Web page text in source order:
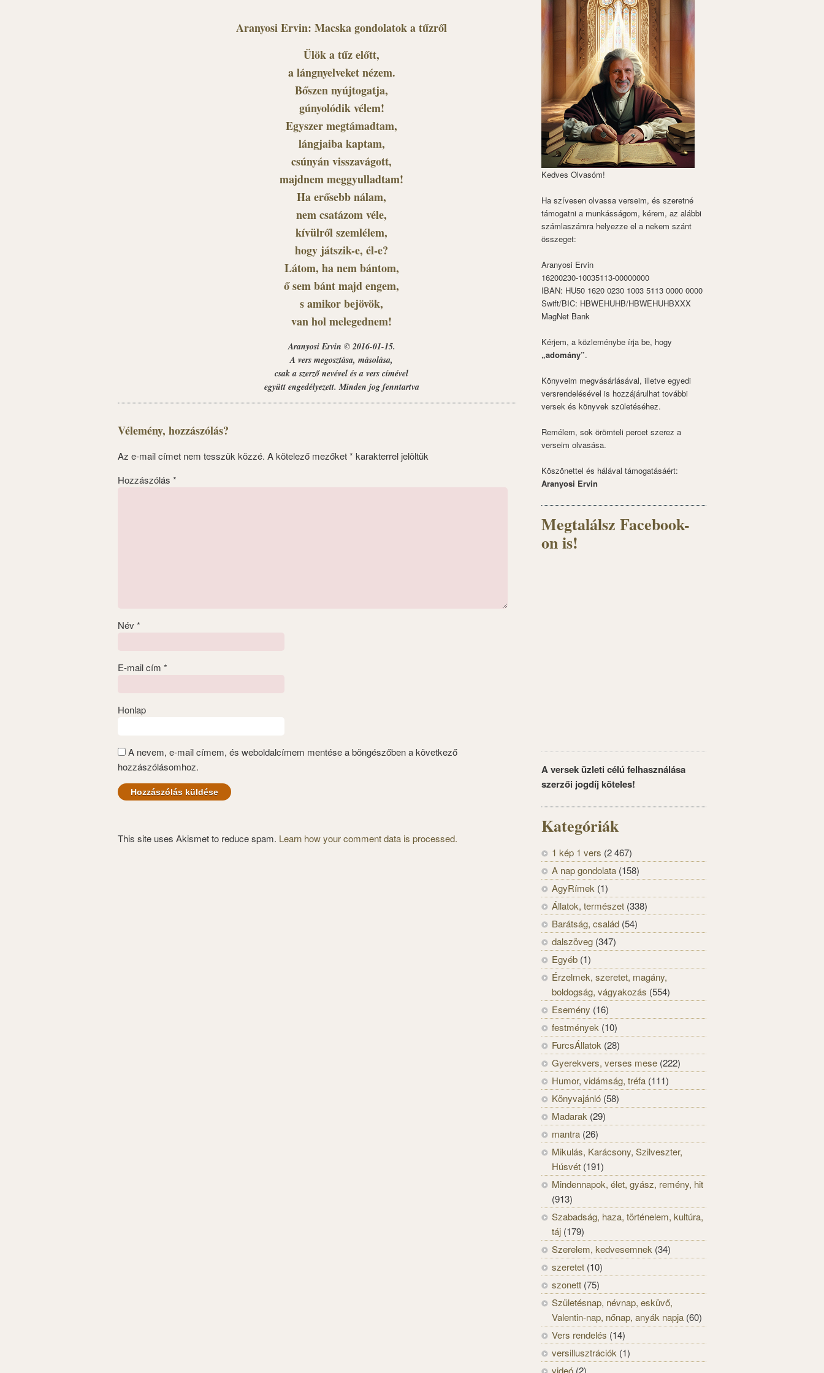
Aranyosi Ervin: Macska gondolatok a tűzről
Ülök a tűz előtt,
a lángnyelveket nézem.
Bőszen nyújtogatja,
gúnyolódik vélem!
Egyszer megtámadtam,
lángjaiba kaptam,
csúnyán visszavágott,
majdnem meggyulladtam!
Ha erősebb nálam,
nem csatázom véle,
kívülről szemlélem,
hogy játszik-e, él-e?
Látom, ha nem bántom,
ő sem bánt majd engem,
s amikor bejövök,
van hol melegednem!
Aranyosi Ervin © 2016-01-15.
A vers megosztása, másolása,
csak a szerző nevével és a vers címével
együtt engedélyezett. Minden jog fenntartva
Vélemény, hozzászólás?
Az e-mail címet nem tesszük közzé. A kötelező mezőket* karakterrel jelöltük
Hozzászólás *
Név *
E-mail cím *
Honlap
A nevem, e-mail címem, és weboldalcímem mentése a böngészőben a következő
hozzászólásomhoz.
This site uses Akismet to reduce spam. Learn how your comment data is processed.
Kedves Olvasóm!
Ha szívesen olvassa verseim, és szeretné
támogatni a munkásságom, kérem, az alábbi
számlaszámra helyezze el a nekem szánt
összeget:
Aranyosi Ervin
16200230-10035113-00000000
IBAN: HU50 1620 0230 1003 5113 0000 0000
Swift/BIC: HBWEHUHB/HBWEHUHBXXX
MagNet Bank
Kérjem, a közleménybe írja be, hogy
„adomány”.
Könyveim megvásárlásával, illetve egyedi
versrendelésével is hozzájárulhat további
versek és könyvek születéséhez.
Remélem, sok örömteli percet szerez a
verseim olvasása.
Köszönettel és hálával támogatásáért:
Aranyosi Ervin
Megtalálsz Facebook-
on is!
A versek üzleti célú felhasználása
szerzői jogdíj köteles!
Kategóriák
1 kép 1 vers (2 467)
A nap gondolata (158)
AgyRímek (1)
Állatok, természet (338)
Barátság, család (54)
dalszöveg (347)
Egyéb (1)
Érzelmek, szeretet, magány,
boldogság, vágyakozás (554)
Esemény (16)
festmények (10)
FurcsÁllatok (28)
Gyerekvers, verses mese (222)
Humor, vidámság, tréfa (111)
Könyvajánló (58)
Madarak (29)
mantra (26)
Mikulás, Karácsony, Szilveszter,
Húsvét (191)
Mindennapok, élet, gyász, remény, hit
(913)
Szabadság, haza, történelem, kultúra,
táj (179)
Szerelem, kedvesemnek (34)
szeretet (10)
szonett (75)
Születésnap, névnap, esküvő,
Valentin-nap, nőnap, anyák napja (60)
Vers rendelés (14)
versillusztrációk (1)
videó (2)